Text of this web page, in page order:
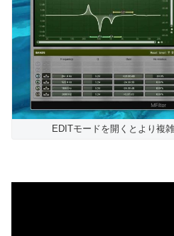
EDITモードを開くとより複